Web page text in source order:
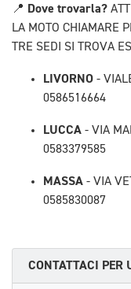
📍 Dove trovarla?
LA MOTO CHIAMARE
TRE SEDI SI TROVA
LIVORNO -
0586516664
LUCCA - VIA
0583379585
MASSA - VIA
0585830087
CONTATTACI PER